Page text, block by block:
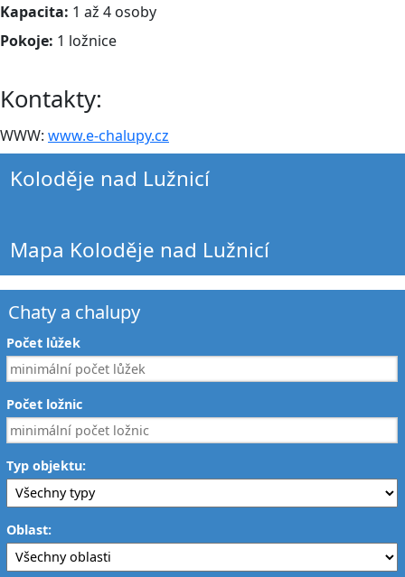
Kapacita: 1 až 4 osoby
Pokoje: 1 ložnice
Kontakty:
WWW: www.e-chalupy.cz
Koloděje nad Lužnicí
Mapa Koloděje nad Lužnicí
Chaty a chalupy
Počet lůžek
Počet ložnic
Typ objektu:
Oblast: